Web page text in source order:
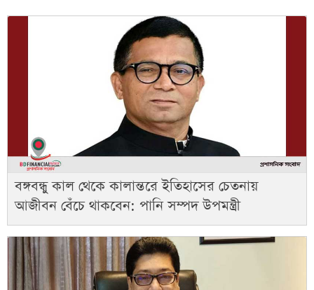
বঙ্গবন্ধু কাল থেকে কালান্তরে ইতিহাসের চেতনায়
আজীবন বেঁচে থাকবেন: পানি সম্পদ উপমন্ত্রী